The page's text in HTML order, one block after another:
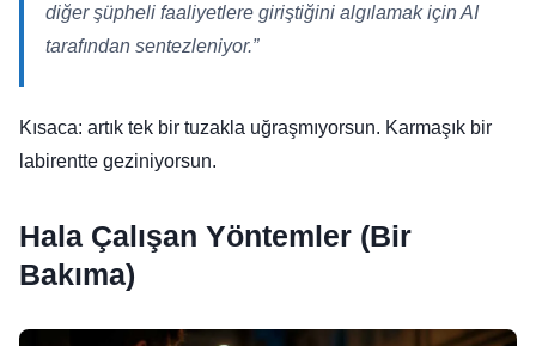
diğer şüpheli faaliyetlere giriştiğini algılamak için AI
tarafından sentezleniyor.”
Kısaca: artık tek bir tuzakla uğraşmıyorsun. Karmaşık bir
labirentte geziniyorsun.
Hala Çalışan Yöntemler (Bir
Bakıma)